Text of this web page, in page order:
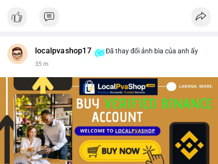
#vlikevn #titanbot
localpvashop17 Đã thay đổi ảnh bìa của anh ấy
35 m